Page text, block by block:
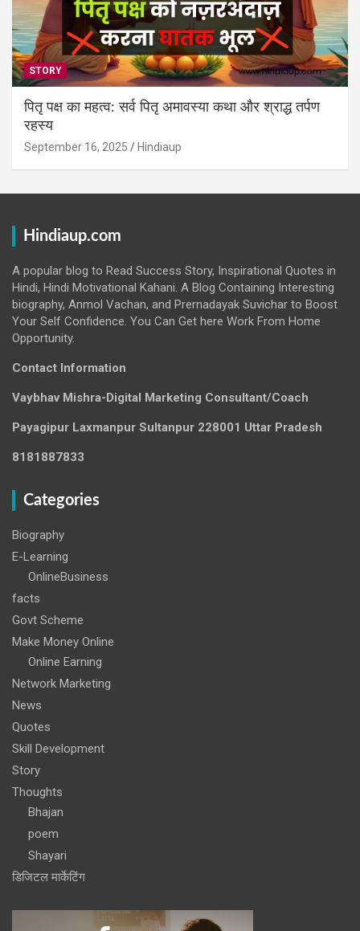
STORY
पितृ पक्ष का महत्व: सर्व पितृ अमावस्या कथा और श्राद्ध तर्पण
रहस्य
September 16, 2025 Hindiaup
Hindiaup.com
A popular blog to Read Success Story, Inspirational Quotes in
Hindi, Hindi Motivational Kahani. A Blog Containing Interesting
biography, Anmol Vachan, and Prernadayak Suvichar to Boost
Your Self Confidence. You Can Get here Work From Home
Opportunity.
Contact Information
Vaybhav Mishra-Digital Marketing Consultant/Coach
Payagipur Laxmanpur Sultanpur 228001 Uttar Pradesh
8181887833
Categories
Biography
E-Learning
OnlineBusiness
facts
Govt Scheme
Make Money Online
Online Earning
Network Marketing
News
Quotes
Skill Development
Story
Thoughts
Bhajan
poem
Shayari
डिजिटल मार्केटिंग